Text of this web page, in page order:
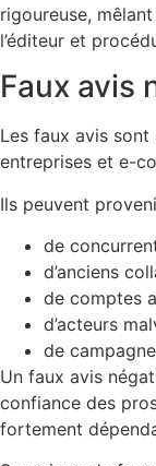
rigoureuse,
l’éditeur et
Faux avis
Les faux avis
entreprises et e-
Ils peuvent
de
d’anciens
de comptes
d’acteurs
de
Un faux avis
confiance des
fortement